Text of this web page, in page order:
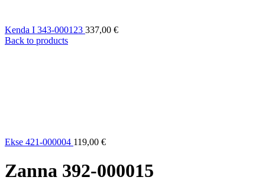
Kenda I 343-000123 337,00 €
Back to products
Ekse 421-000004 119,00 €
Zanna 392-000015